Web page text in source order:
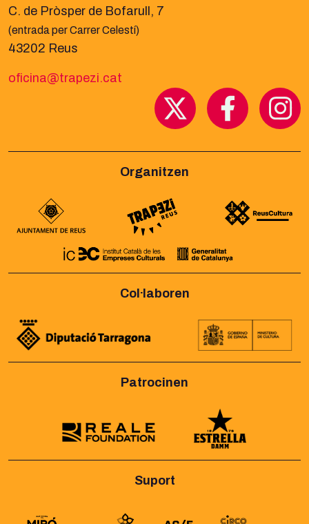
C. de Pròsper de Bofarull, 7
(entrada per Carrer Celestí)
43202 Reus
oficina@trapezi.cat
Organitzen
Col·laboren
Patrocinen
Suport